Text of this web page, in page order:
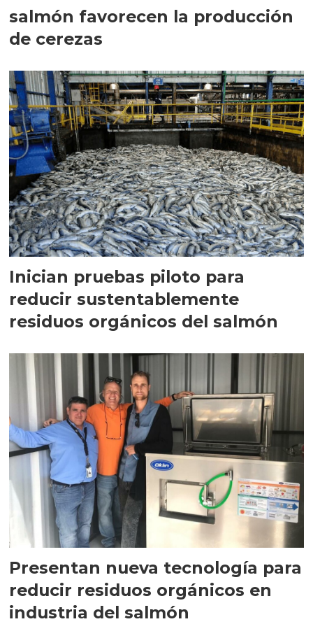
salmón favorecen la producción
de cerezas
Inician pruebas piloto para
reducir sustentablemente
residuos orgánicos del salmón
Presentan nueva tecnología para
reducir residuos orgánicos en
industria del salmón